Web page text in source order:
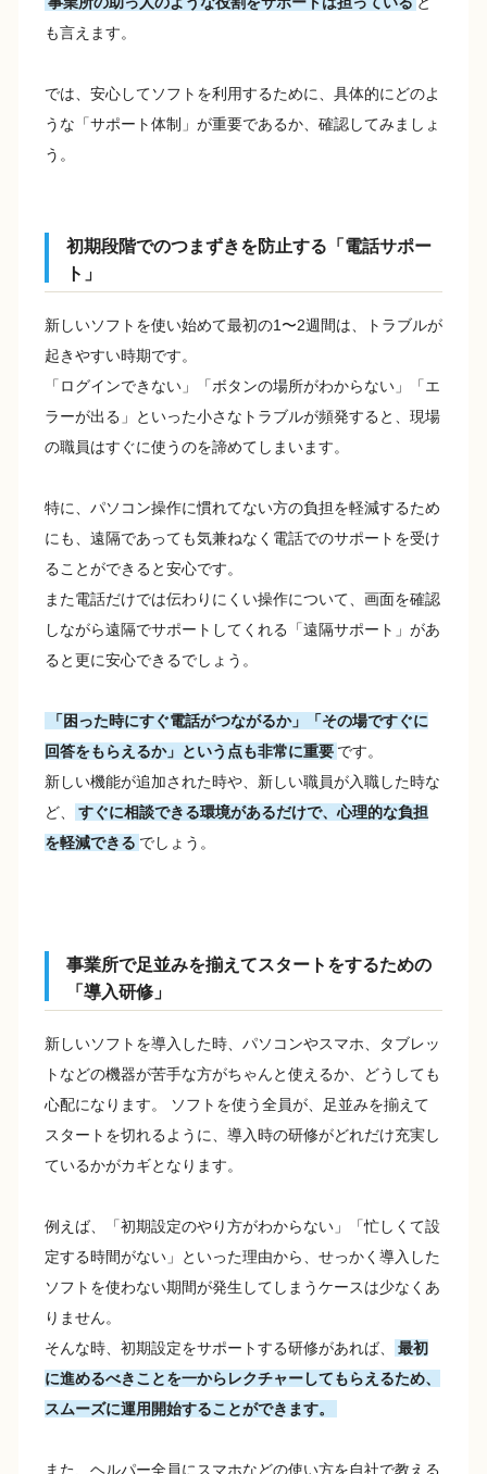
も言えます。
では、安心してソフトを利用するために、具体的にどのよ
うな「サポート体制」が重要であるか、確認してみましょ
う。
初期段階でのつまずきを防止する「電話サポー
ト」
新しいソフトを使い始めて最初の1〜2週間は、トラブルが
起きやすい時期です。
「ログインできない」「ボタンの場所がわからない」「エ
ラーが出る」といった小さなトラブルが頻発すると、現場
の職員はすぐに使うのを諦めてしまいます。
特に、パソコン操作に慣れてない方の負担を軽減するため
にも、遠隔であっても気兼ねなく電話でのサポートを受け
ることができると安心です。
また電話だけでは伝わりにくい操作について、画面を確認
しながら遠隔でサポートしてくれる「遠隔サポート」があ
ると更に安心できるでしょう。
「困った時にすぐ電話がつながるか」「その場ですぐに
回答をもらえるか」という点も非常に重要 です。
新しい機能が追加された時や、新しい職員が入職した時な
ど、
すぐに相談できる環境があるだけで、心理的な負担
を軽減できる でしょう。
事業所で足並みを揃えてスタートをするための
「導入研修」
新しいソフトを導入した時、パソコンやスマホ、タブレッ
トなどの機器が苦手な方がちゃんと使えるか、どうしても
心配になります。 ソフトを使う全員が、足並みを揃えて
スタートを切れるように、導入時の研修がどれだけ充実し
ているかがカギとなります。
例えば、「初期設定のやり方がわからない」「忙しくて設
定する時間がない」といった理由から、せっかく導入した
ソフトを使わない期間が発生してしまうケースは少なくあ
りません。
そんな時、初期設定をサポートする研修があれば、
最初
に進めるべきことを一からレクチャーしてもらえるため、
スムーズに運用開始することができます。
また、ヘルパー全員にスマホなどの使い方を自社で教える